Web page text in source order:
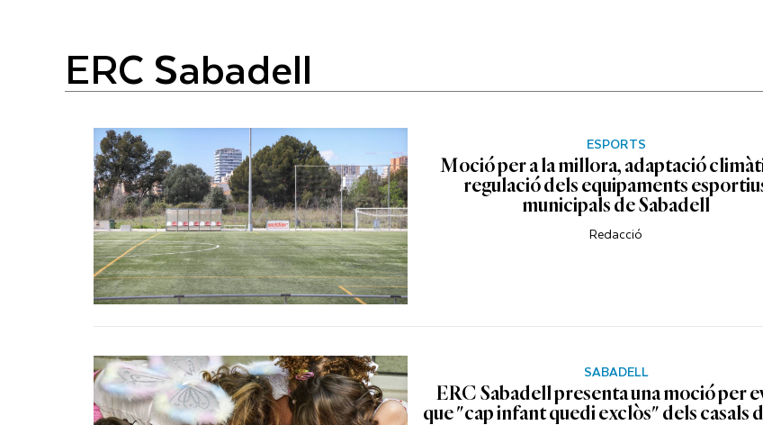
ERC Sabadell
ESPORTS
Moció per a la millora, adaptació
regulació dels equipaments
municipals de Sabadell
Redacció
SABADELL
ERC Sabadell presenta una moció per
que "cap infant quedi exclòs" dels casals